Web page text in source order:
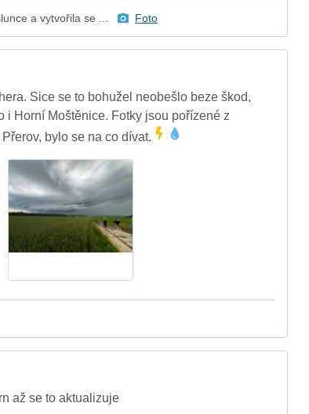
a vytvořila se ... Foto
Sice se to bohužel neobešlo beze škod,
i Horní Moštěnice. Fotky jsou pořízené z
bylo se na co dívat.
až se to aktualizuje